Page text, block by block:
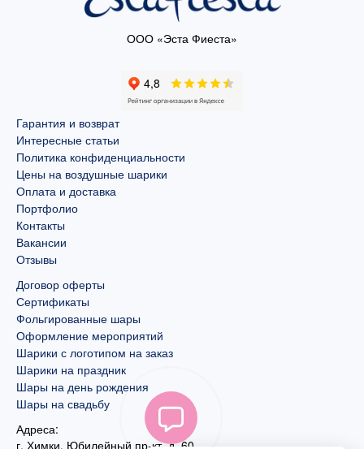
ООО «Эста Фиеста»
Гарантия и возврат
Интересные статьи
Политика конфиденциальности
Цены на воздушные шарики
Оплата и доставка
Портфолио
Контакты
Вакансии
Отзывы
Договор оферты
Сертификаты
Фольгированные шары
Оформление мероприятий
Шарики с логотипом на заказ
Шарики на праздник
Шары на день рождения
Шары на свадьбу
Адреса:
г. Химки, Юбилейный пр-кт, д. 60